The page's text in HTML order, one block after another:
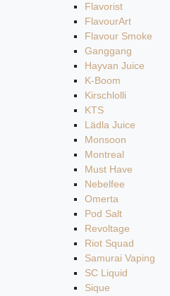
Flavorist
FlavourArt
Flavour Smoke
Ganggang
Hayvan Juice
K-Boom
Kirschlolli
KTS
Lädla Juice
Monsoon
Montreal
Must Have
Nebelfee
Omerta
Pod Salt
Revoltage
Riot Squad
Samurai Vaping
SC Liquid
Sique